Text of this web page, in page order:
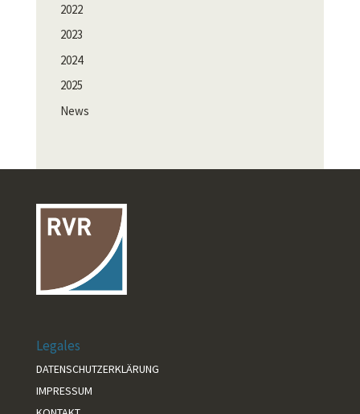
2022
2023
2024
2025
News
Legales
DATENSCHUTZERKLÄRUNG
IMPRESSUM